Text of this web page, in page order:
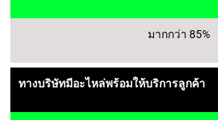
มากกว่า 85%
ทางบริษัทมีอะไหล่พร้อมให้บริการลูกค้า